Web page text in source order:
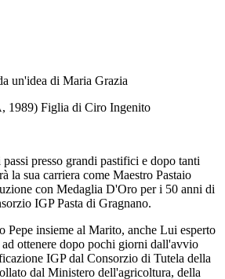
un'idea di Maria Grazia
1989) Figlia di Ciro Ingenito
presso grandi pastifici e dopo tanti
la sua carriera come Maestro Pastaio
con Medaglia D'Oro per i 50 anni di
IGP Pasta di Gragnano.
Pepe insieme al Marito, anche Lui esperto
ad ottenere dopo pochi giorni dall'avvio
IGP dal Consorzio di Tutela della
dal Ministero dell'agricoltura, della